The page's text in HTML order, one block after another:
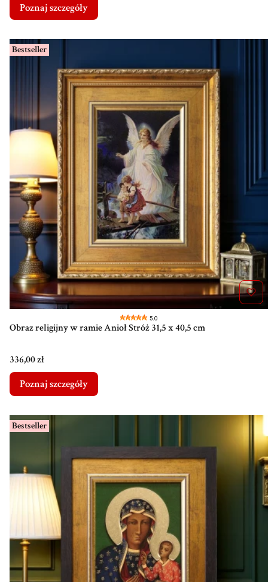
Poznaj szczegóły
Bestseller
5.0
Obraz religijny w ramie Anioł Stróż 31,5 x 40,5 cm
Cena
336,00 zł
Poznaj szczegóły
Bestseller